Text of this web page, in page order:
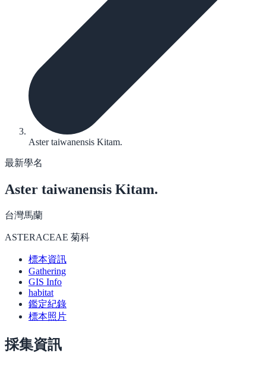
Aster taiwanensis Kitam.
最新學名
Aster taiwanensis Kitam.
台灣馬蘭
ASTERACEAE 菊科
標本資訊
Gathering
GIS Info
habitat
鑑定紀錄
標本照片
採集資訊